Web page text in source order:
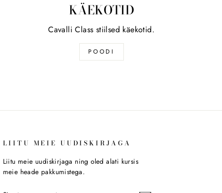
KÄEKOTID
Cavalli Class stiilsed käekotid.
POODI
LIITU MEIE UUDISKIRJAGA
Liitu meie uudiskirjaga ning oled alati kursis
meie heade pakkumistega.